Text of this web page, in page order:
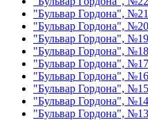
"Бульвар Гордона",
"Бульвар Гордона",
"Бульвар Гордона",
"Бульвар Гордона",
"Бульвар Гордона",
"Бульвар Гордона",
"Бульвар Гордона",
"Бульвар Гордона",
"Бульвар Гордона",